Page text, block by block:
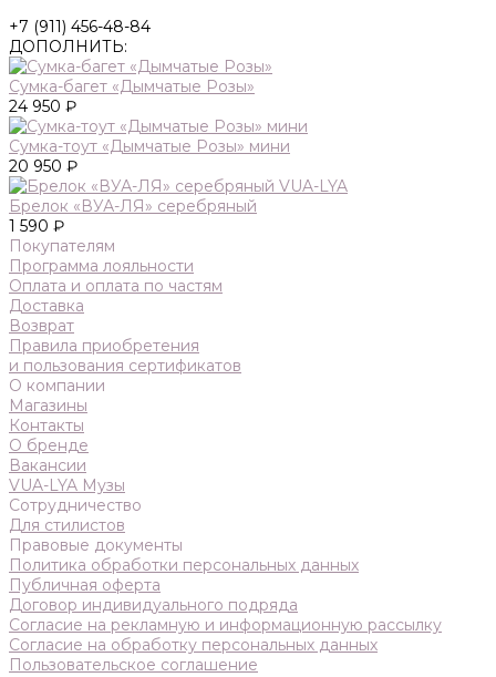
+7 (911) 456-48-84
ДОПОЛНИТЬ:
Сумка-багет «Дымчатые Розы»
24 950 ₽
Сумка-тоут «Дымчатые Розы» мини
20 950 ₽
Брелок «ВУА-ЛЯ» серебряный
1 590 ₽
Покупателям
Программа лояльности
Оплата и оплата по частям
Доставка
Возврат
Правила приобретения
и пользования сертификатов
О компании
Магазины
Контакты
О бренде
Вакансии
VUA-LYA Музы
Сотрудничество
Для стилистов
Правовые документы
Политика обработки персональных данных
Публичная оферта
Договор индивидуального подряда
Согласие на рекламную и информационную рассылку
Согласие на обработку персональных данных
Пользовательское соглашение